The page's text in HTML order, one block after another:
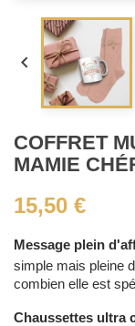

COFFRET
MAMIE
15,50 €
Message plein
simple mais pleine
combien elle est
Chaussettes ultra